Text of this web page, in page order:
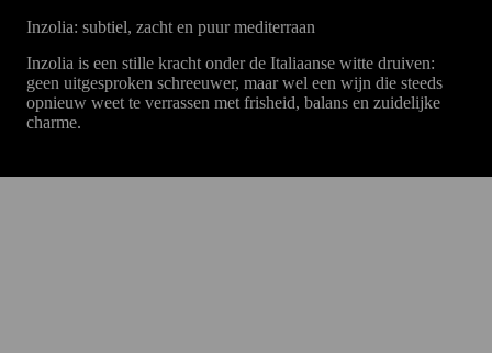
Inzolia: subtiel, zacht en puur mediterraan
Inzolia is een stille kracht onder de Italiaanse witte druiven:
geen uitgesproken schreeuwer, maar wel een wijn die steeds
opnieuw weet te verrassen met frisheid, balans en zuidelijke
charme.